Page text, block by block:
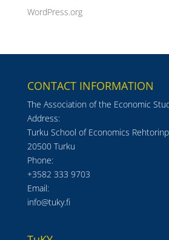
WordPress.org
CONTACT INFORMATION
The Association of the Economic
Address:
Turku School of Economics
20500 Turku
Phone:
+3582 333 9703
Email:
info@tuky.fi